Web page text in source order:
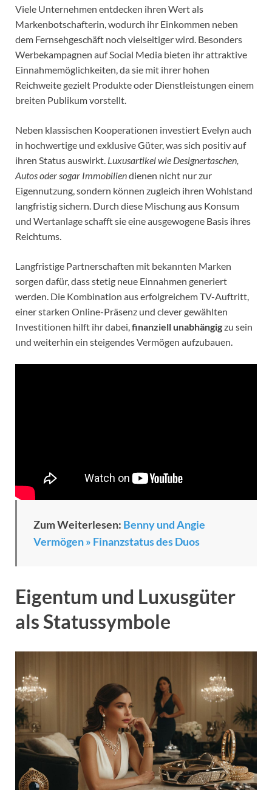
Viele Unternehmen entdecken ihren Wert als
Markenbotschafterin, wodurch ihr Einkommen neben
dem Fernsehgeschäft noch vielseitiger wird. Besonders
Werbekampagnen auf Social Media bieten ihr attraktive
Einnahmemöglichkeiten, da sie mit ihrer hohen
Reichweite gezielt Produkte oder Dienstleistungen einem
breiten Publikum vorstellt.
Neben klassischen Kooperationen investiert Evelyn auch
in hochwertige und exklusive Güter, was sich positiv auf
ihren Status auswirkt. Luxusartikel wie Designertaschen,
Autos oder sogar Immobiliendienen nicht nur zur
Eigennutzung, sondern können zugleich ihren Wohlstand
langfristig sichern. Durch diese Mischung aus Konsum
und Wertanlage schafft sie eine ausgewogene Basis ihres
Reichtums.
Langfristige Partnerschaften mit bekannten Marken
sorgen dafür, dass stetig neue Einnahmen generiert
werden. Die Kombination aus erfolgreichem TV-Auftritt,
einer starken Online-Präsenz und clever gewählten
Investitionen hilft ihr dabei, finanziell unabhängigzu sein
und weiterhin ein steigendes Vermögen aufzubauen.
Zum Weiterlesen: Benny und Angie
Vermögen » Finanzstatus des Duos
Eigentum und Luxusgüter
als Statussymbole